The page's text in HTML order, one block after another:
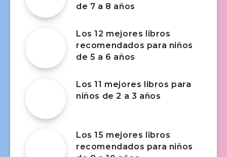
de 7 a 8 años
Los 12 mejores libros
recomendados para niños
de 5 a 6 años
Los 11 mejores libros para
niños de 2 a 3 años
Los 15 mejores libros
recomendados para niños